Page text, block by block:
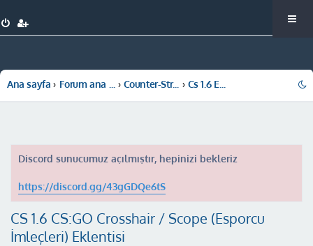
Ana sayfa Counter-Strike 1.6 Cs 1.6 Eklentiler ( Pluginler )
Discord sunucumuz açılmıştır, hepinizi bekleriz
https://discord.gg/43gGDQe6tS
CS 1.6 CS:GO Crosshair / Scope (Esporcu
İmleçleri) Eklentisi